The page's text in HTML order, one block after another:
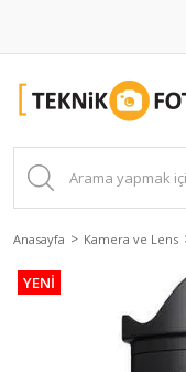
Anasayfa Kamera ve Lens
YENİ